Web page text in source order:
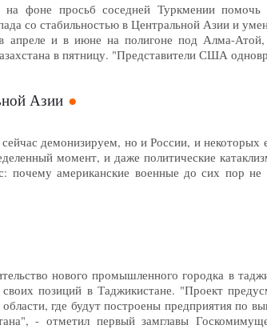
фоне просьб соседней Туркмении
со стабильностью в Центральной Азии и
апреле и в июне на полигоне под Алма-
в пятницу. "Представители США
Азии
демонизируем, но и России, и некоторых
момент, и даже политические
почему американские военные до сих пор
нового промышленного городка в
позиций в Таджикистане. "Проект
где будут построены предприятия по
- отметил первый замглавы